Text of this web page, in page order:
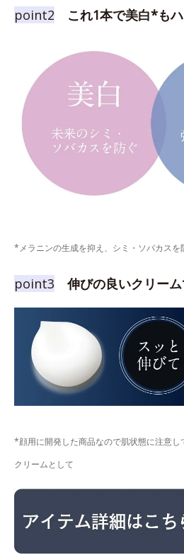
point2 これ1本で美白*も
*メラニンの生成を抑え、シミ・ソバカスを
point3 伸びの良いクリー
*顔用に開発した商品なので肌状態に注意
クリームとして